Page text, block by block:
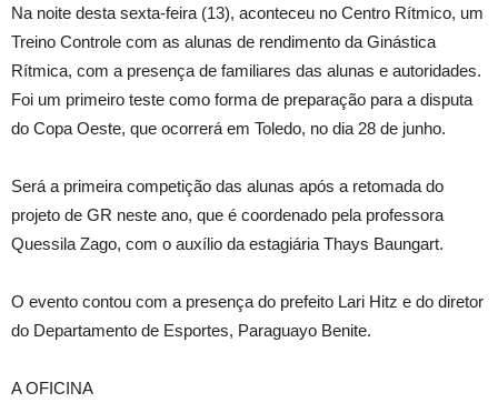
Na noite desta sexta-feira (13), aconteceu no Centro Rítmico, um
Treino Controle com as alunas de rendimento da Ginástica
Rítmica, com a presença de familiares das alunas e autoridades.
Foi um primeiro teste como forma de preparação para a disputa
do Copa Oeste, que ocorrerá em Toledo, no dia 28 de junho.
Será a primeira competição das alunas após a retomada do
projeto de GR neste ano, que é coordenado pela professora
Quessila Zago, com o auxílio da estagiária Thays Baungart.
O evento contou com a presença do prefeito Lari Hitz e do diretor
do Departamento de Esportes, Paraguayo Benite.
A OFICINA